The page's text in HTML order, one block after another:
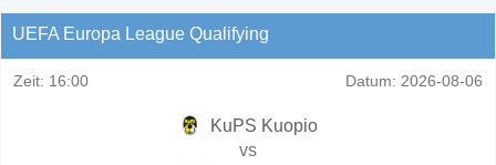
UEFA Europa League Qualifying
Zeit: 16:00 Datum: 2026-08-06
KuPS Kuopio
vs